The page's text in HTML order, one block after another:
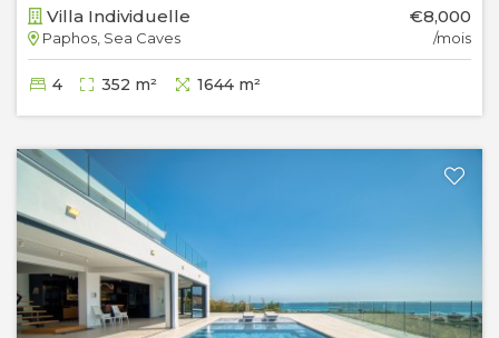
Villa Individuelle
Paphos, Sea Caves
€8,000
/mois
4 352 m² 1644 m²